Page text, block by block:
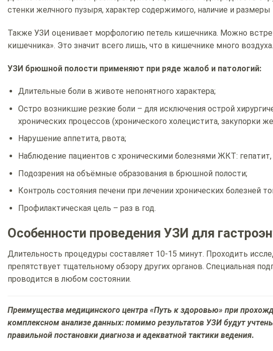
стенки желчного пузыря, характер содержимого, наличие и размеры
Также УЗИ оценивает морфологию петель кишечника. Можно
кишечника». Это значит всего лишь, что в кишечнике много воздуха.
УЗИ брюшной полости применяют при ряде жалоб и патологий:
Длительные боли в животе непонятного характера;
Остро возникшие резкие боли – для исключения острой
хронических процессов (хронического холецистита, закупорки
Нарушение аппетита, рвота;
Наблюдение пациентов с хроническими болезнями ЖКТ: гепатит,
Подозрения на объёмные образования в брюшной полости;
Контроль состояния печени при лечении хронических болезней
Профилактическая цель – раз в год.
Особенности проведения УЗИ для
Длительность процедуры составляет 10-15 минут. Проходить
препятствует тщательному обзору других органов. Специальная
проводится в любом состоянии.
Преимущества медицинского центра «Путь к здоровью» при
комплексном анализе данных: помимо результатов УЗИ будут
правильной постановки диагноза и адекватной тактики ведения.